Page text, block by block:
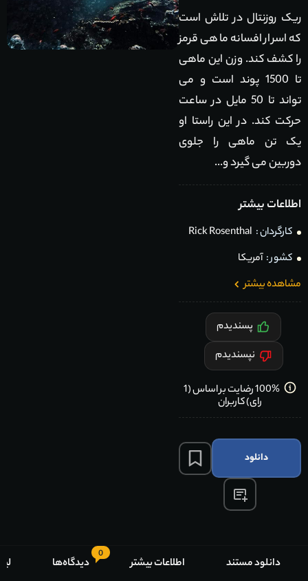
ریک روزنتال در تلاش است
که اسرار افسانه ماهی قرمز
را کشف کند. وزن این ماهی
تا 1500 پوند است و می
تواند تا 50 مایل در ساعت
حرکت کند. در این راستا او
یک تن ماهی را جلوی
دوربین می گیرد و...
اطلاعات بیشتر
کارگردان : Rick Rosenthal
کشور : آمریکا
مشاهده بیشتر
پسندیدم
نپسندیدم
100% رضایت بر اساس (1
رای) کاربران
دانلود
دانلود مستند اطلاعات بیشتر
0
دیدگاه‌ها